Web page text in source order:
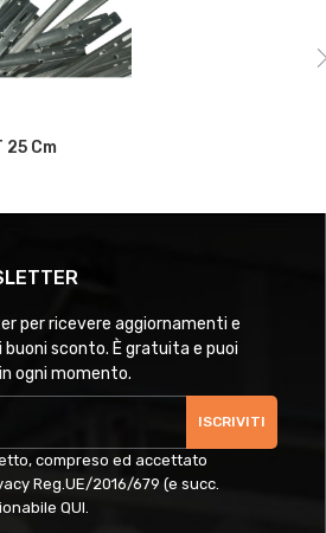
A.CORT 30 Cm
per ricevere aggiornamenti e
sconto. È gratuita e puoi
ogni momento.
ISCRIVITI
compreso ed accettato
Reg.UE/2016/679 (e succ.
QUI